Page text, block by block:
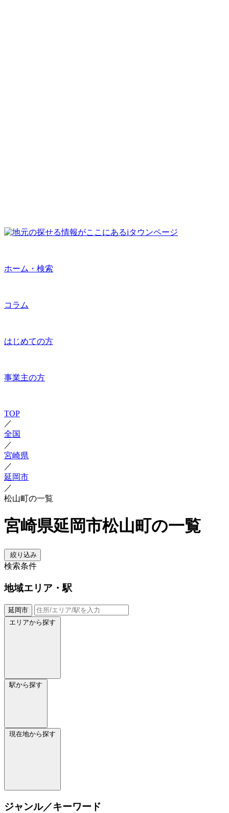
ホーム・検索
コラム
はじめての方
事業主の方
TOP
／
全国
／
宮崎県
／
延岡市
／
松山町の一覧
宮崎県延岡市松山町の一覧
絞り込み
検索条件
地域エリア・駅
延岡市
エリアから探す
駅から探す
現在地から探す
ジャンル／キーワード